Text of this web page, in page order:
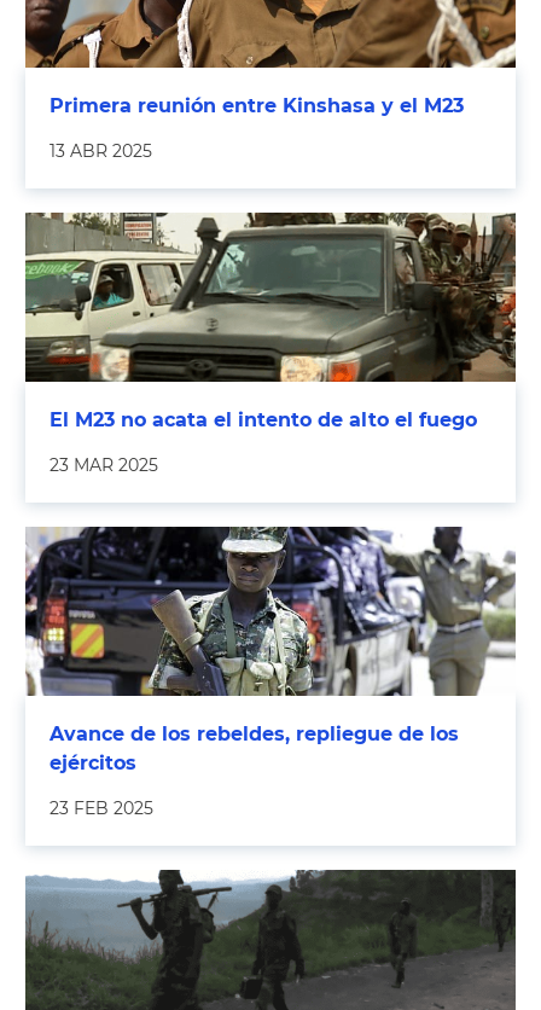
Primera reunión entre Kinshasa y el M23
13 ABR 2025
El M23 no acata el intento de alto el fuego
23 MAR 2025
Avance de los rebeldes, repliegue de los
ejércitos
23 FEB 2025